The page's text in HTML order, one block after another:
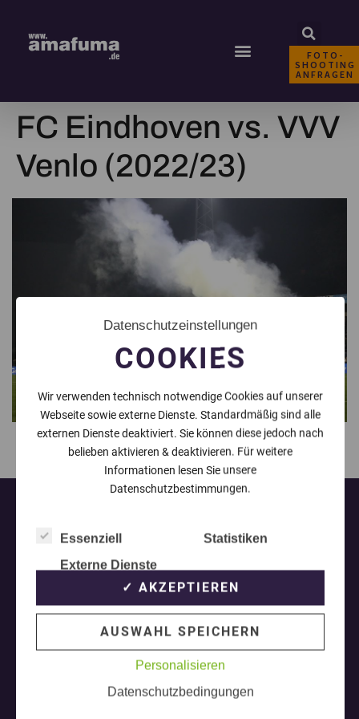
FOTO-
SHOOTING
ANFRAGEN
FC Eindhoven vs. VVV
Venlo (2022/23)
NÄCHSTE »
Amafuma.de wird herausgegeben von Heiko van der
Velden und ist ein offiziell eingetragens Magazin bei
der Deutschen Nationalbibliothek in Frankfurt am
Werke auf diesen Seiten unterliegen dem deutschen
Datenschutzeinstellungen
COOKIES
Wir verwenden technisch notwendige Cookies auf unserer
Webseite sowie externe Dienste. Standardmäßig sind alle
externen Dienste deaktiviert. Sie können diese jedoch nach
belieben aktivieren & deaktivieren. Für weitere
Informationen lesen Sie unsere
Datenschutzbestimmungen.
Essenziell
Statistiken
Externe Dienste
✓ AKZEPTIEREN
AUSWAHL SPEICHERN
Personalisieren
Datenschutzbedingungen